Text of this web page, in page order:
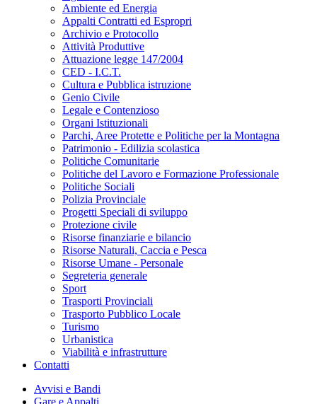
Ambiente ed Energia
Appalti Contratti ed Espropri
Archivio e Protocollo
Attività Produttive
Attuazione legge 147/2004
CED - I.C.T.
Cultura e Pubblica istruzione
Genio Civile
Legale e Contenzioso
Organi Istituzionali
Parchi, Aree Protette e Politiche per la Montagna
Patrimonio - Edilizia scolastica
Politiche Comunitarie
Politiche del Lavoro e Formazione Professionale
Politiche Sociali
Polizia Provinciale
Progetti Speciali di sviluppo
Protezione civile
Risorse finanziarie e bilancio
Risorse Naturali, Caccia e Pesca
Risorse Umane - Personale
Segreteria generale
Sport
Trasporti Provinciali
Trasporto Pubblico Locale
Turismo
Urbanistica
Viabilità e infrastrutture
Contatti
Avvisi e Bandi
Gare e Appalti